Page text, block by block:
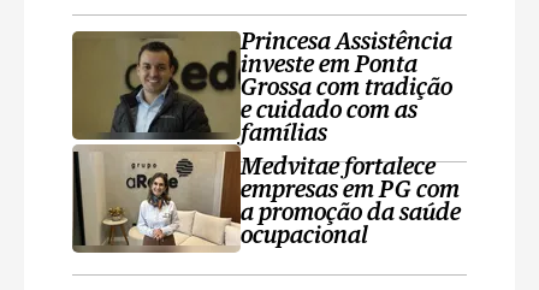
Princesa Assistência
investe em Ponta
Grossa com tradição
e cuidado com as
famílias
Medvitae fortalece
empresas em PG com
a promoção da saúde
ocupacional